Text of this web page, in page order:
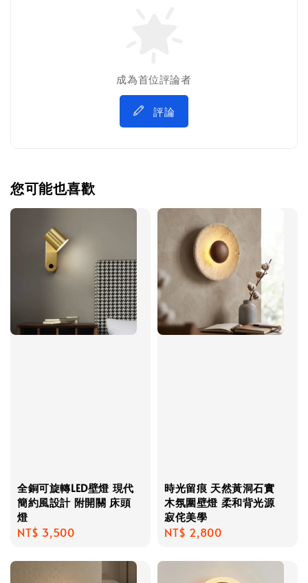
成為首位評論者
評論
您可能也喜歡
全銅可旋轉LED壁燈 現代
簡約風設計 附開關 床頭
燈
Regular
NT$ 3,500
時光留痕 天然黃洞石實
木氛圍壁燈 柔和背光源
寂侘美學
Regular
NT$ 2,800